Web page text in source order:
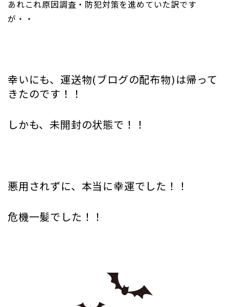
あれこれ原因調査・防犯対策を進めていた訳です
が・・
幸いにも、運送物(ブログの配布物)は帰って
きたのです！！
しかも、未開封の状態で！！
悪用されずに、本当に幸運でした！！
危機一髪でした！！